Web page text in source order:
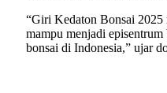
“Giri Kedaton Bonsai
mampu menjadi
bonsai di Indonesia,” ujar